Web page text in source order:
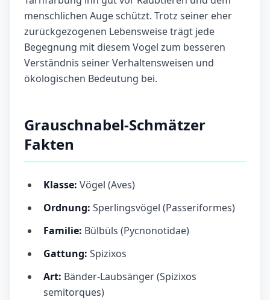
menschlichen Auge schützt. Trotz seiner eher
zurückgezogenen Lebensweise trägt jede
Begegnung mit diesem Vogel zum besseren
Verständnis seiner Verhaltensweisen und
ökologischen Bedeutung bei.
Grauschnabel-Schmätzer
Fakten
Klasse: Vögel (Aves)
Ordnung: Sperlingsvögel (Passeriformes)
Familie: Bülbüls (Pycnonotidae)
Gattung: Spizixos
Art: Bänder-Laubsänger (Spizixos
semitorques)